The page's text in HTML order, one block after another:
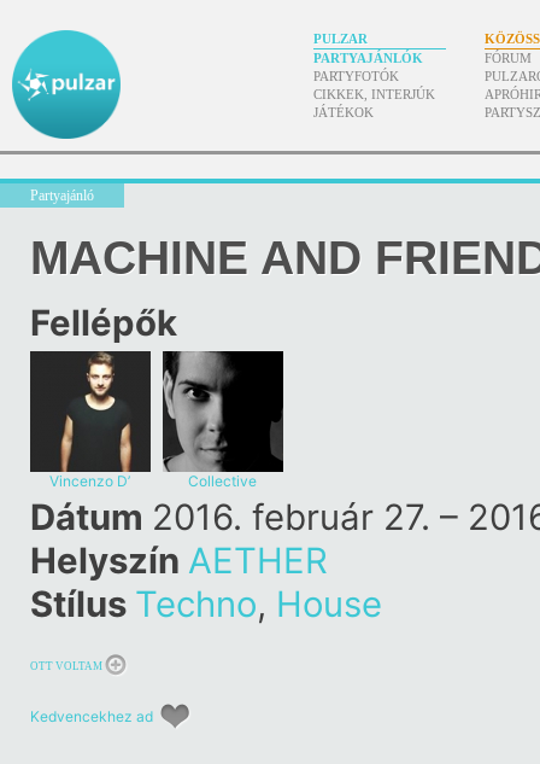
PULZAR
PARTYAJÁNLÓK
PARTYFOTÓK
CIKKEK, INTERJÚK
JÁTÉKOK
FÓRUM
Partyajánló
MACHINE AND
Fellépők
Vincenzo D’
Amico
Collective
Machine
Dátum 2016. február 27. –
Helyszín AETHER
Stílus Techno, House
OTT VOLTAM
Kedvencekhez ad